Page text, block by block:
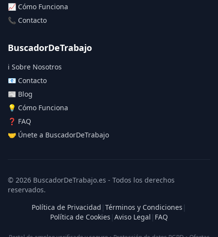
📈 Cómo Funciona
📞 Contacto
BuscadorDeTrabajo
ℹ️ Sobre Nosotros
📧 Contacto
📰 Blog
💡 Cómo Funciona
❓ FAQ
🤝 Únete a BuscadorDeTrabajo
© 2026 BuscadorDeTrabajo.es - Todos los derechos
reservados.
Política de Privacidad | Términos y Condiciones |
Política de Cookies | Aviso Legal | FAQ